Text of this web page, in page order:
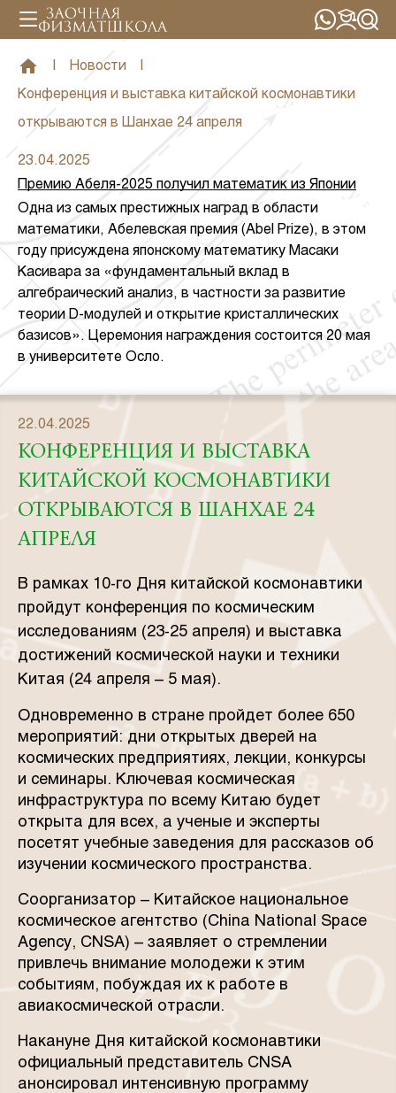
Новости
Конференция и выставка китайской космонавтики
открываются в Шанхае 24 апреля
23.04.2025
Премию Абеля-2025 получил математик из Японии
Одна из самых престижных наград в области
математики, Абелевская премия (Abel Prize), в этом
году присуждена японскому математику Масаки
Касивара за «фундаментальный вклад в
алгебраический анализ, в частности за развитие
теории D-модулей и открытие кристаллических
базисов». Церемония награждения состоится 20 мая
в университете Осло.
22.04.2025
КОНФЕРЕНЦИЯ И ВЫСТАВКА
КИТАЙСКОЙ КОСМОНАВТИКИ
ОТКРЫВАЮТСЯ В ШАНХАЕ 24
АПРЕЛЯ
В рамках 10-го Дня китайской космонавтики
пройдут конференция по космическим
исследованиям (23-25 апреля) и выставка
достижений космической науки и техники
Китая (24 апреля – 5 мая).
Одновременно в стране пройдет более 650
мероприятий: дни открытых дверей на
космических предприятиях, лекции, конкурсы
и семинары. Ключевая космическая
инфраструктура по всему Китаю будет
открыта для всех, а ученые и эксперты
посетят учебные заведения для рассказов об
изучении космического пространства.
Соорганизатор – Китайское национальное
космическое агентство (China National Space
Agency, CNSA) – заявляет о стремлении
привлечь внимание молодежи к этим
событиям, побуждая их к работе в
авиакосмической отрасли.
Накануне Дня китайской космонавтики
официальный представитель CNSA
анонсировал интенсивную программу